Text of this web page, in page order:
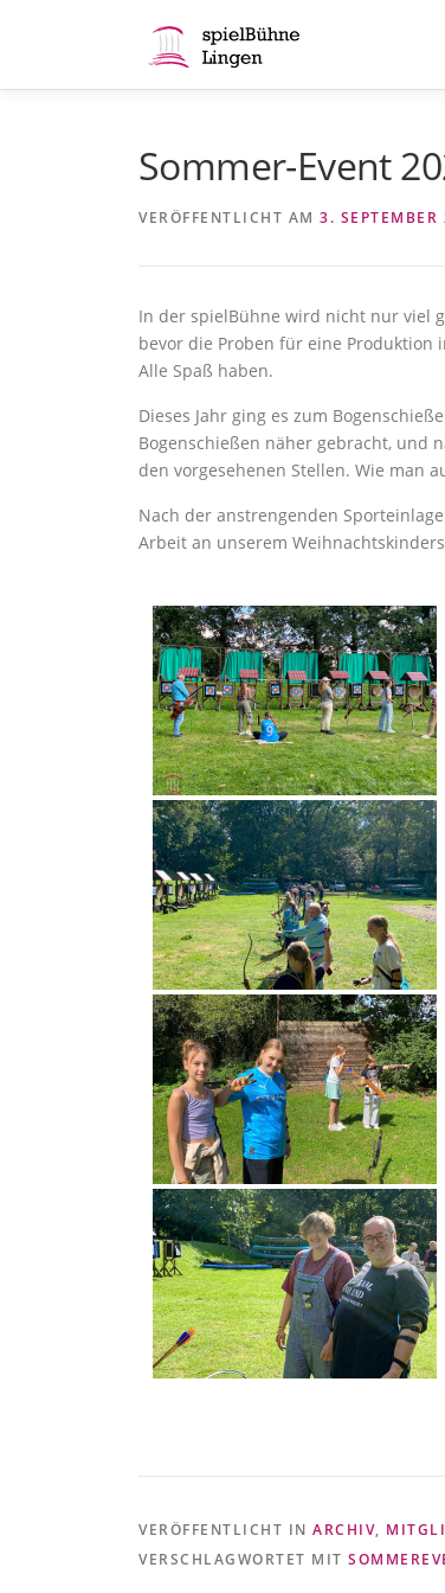
Sommer-Event
VERÖFFENTLICHT AM 3. SEPTEMBER
In der spielBühne wird nicht nur viel
bevor die Proben für eine Produktion
Alle Spaß haben.
Dieses Jahr ging es zum
Bogenschießen näher gebracht, und
den vorgesehenen Stellen. Wie man
Nach der anstrengenden
Arbeit an unserem
VERÖFFENTLICHT IN ARCHIV,
VERSCHLAGWORTET MIT